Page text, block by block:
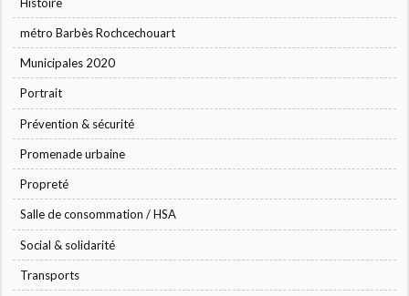
métro Barbès Rochcechouart
Municipales 2020
Portrait
Prévention & sécurité
Promenade urbaine
Propreté
Salle de consommation / HSA
Social & solidarité
Transports